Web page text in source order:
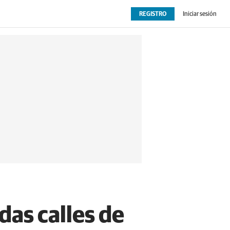
OPINIÓN EXTRAS
REGISTRO Iniciar sesión
calles de